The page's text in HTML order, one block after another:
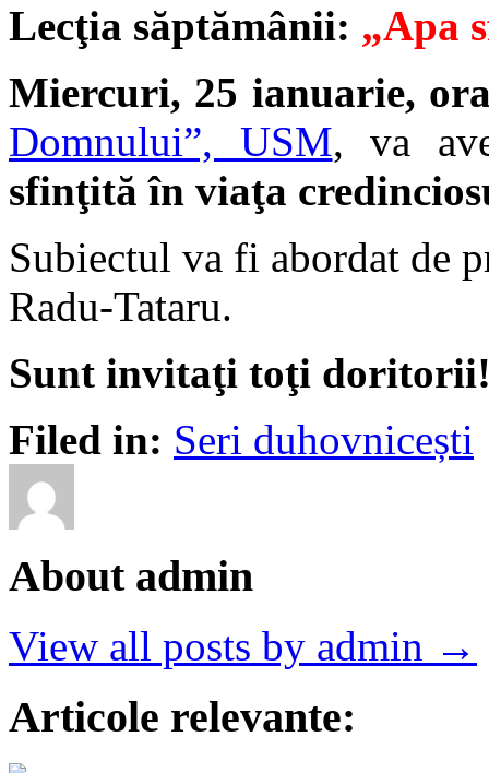
Lecţia săptămânii: „Apa
Miercuri, 25 ianuarie,
Domnului”, USM, va
sfinţită în viaţa
Subiectul va fi abordat de
Radu-Tataru.
Sunt invitaţi toţi
Filed in: Seri duhovnicești
About admin
View all posts by admin →
Articole relevante: